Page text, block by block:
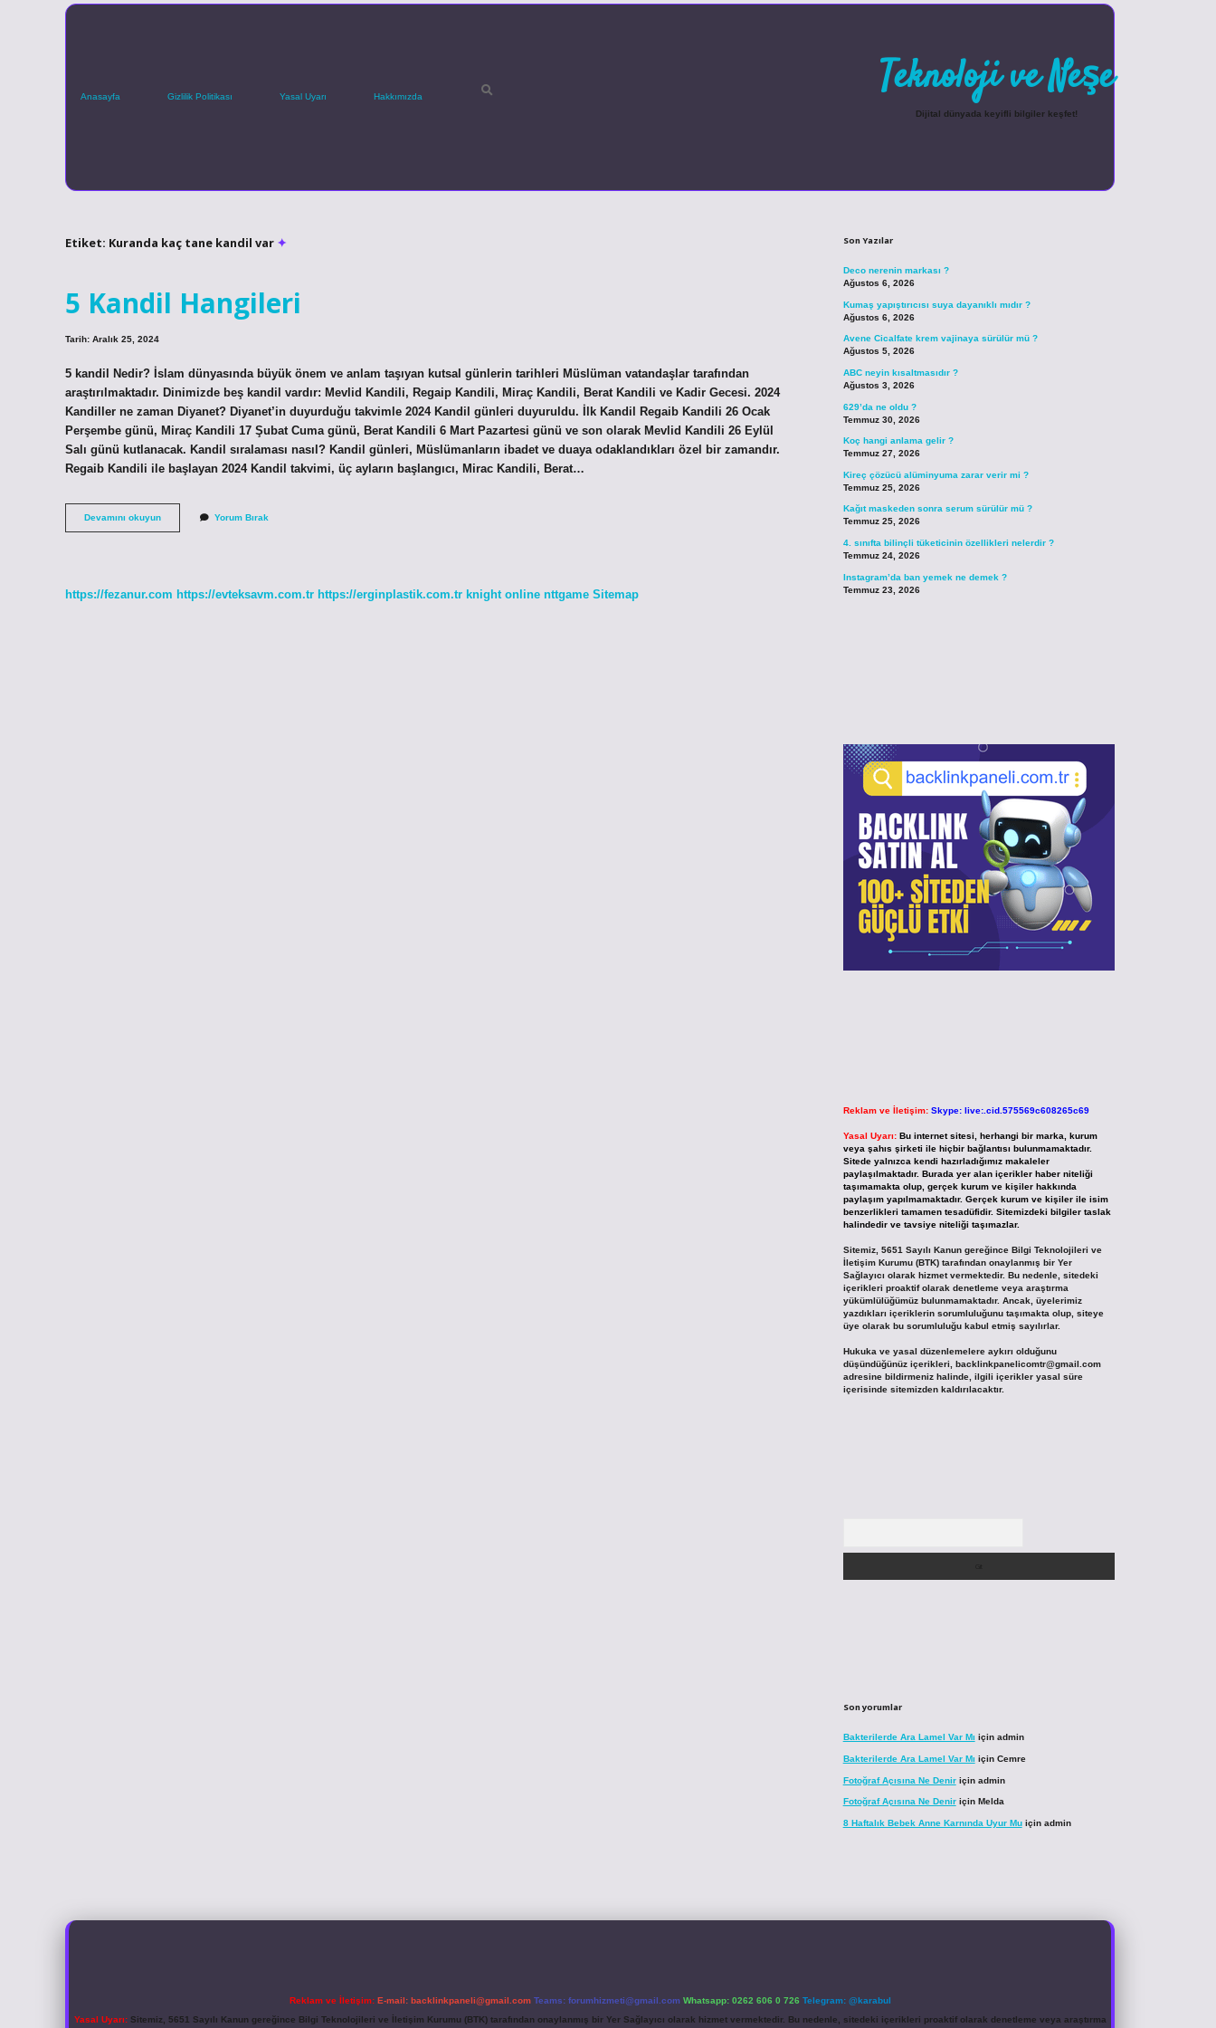
Anasayfa Gizlilik Politikası Yasal Uyarı Hakkımızda Teknoloji ve Neşe
Dijital dünyada keyifli bilgiler keşfet!
Etiket: Kuranda kaç tane kandil var
5 Kandil Hangileri
Tarih: Aralık 25, 2024
5 kandil Nedir? İslam dünyasında büyük önem ve anlam taşıyan kutsal günlerin tarihleri ​​Müslüman vatandaşlar tarafından
araştırılmaktadır. Dinimizde beş kandil vardır: Mevlid Kandili, Regaip Kandili, Miraç Kandili, Berat Kandili ve Kadir Gecesi. 2024
Kandiller ne zaman Diyanet? Diyanet’in duyurduğu takvimle 2024 Kandil günleri duyuruldu. İlk Kandil Regaib Kandili 26 Ocak
Perşembe günü, Miraç Kandili 17 Şubat Cuma günü, Berat Kandili 6 Mart Pazartesi günü ve son olarak Mevlid Kandili 26 Eylül
Salı günü kutlanacak. Kandil sıralaması nasıl? Kandil günleri, Müslümanların ibadet ve duaya odaklandıkları özel bir zamandır.
Regaib Kandili ile başlayan 2024 Kandil takvimi, üç ayların başlangıcı, Mirac Kandili, Berat…
Devamını okuyun5
Kandil
Yorum Bırak
https://fezanur.com https://evteksavm.com.tr https://erginplastik.com.tr knight online nttgame Sitemap
Son Yazılar
Deco nerenin markası ?
Ağustos 6, 2026
Kumaş yapıştırıcısı suya dayanıklı mıdır ?
Ağustos 6, 2026
Avene Cicalfate krem vajinaya sürülür mü ?
Ağustos 5, 2026
ABC neyin kısaltmasıdır ?
Ağustos 3, 2026
629’da ne oldu ?
Temmuz 30, 2026
Koç hangi anlama gelir ?
Temmuz 27, 2026
Kireç çözücü alüminyuma zarar verir mi ?
Temmuz 25, 2026
Kağıt maskeden sonra serum sürülür mü ?
Temmuz 25, 2026
4. sınıfta bilinçli tüketicinin özellikleri nelerdir ?
Temmuz 24, 2026
Instagram’da ban yemek ne demek ?
Temmuz 23, 2026
Reklam ve İletişim: Skype: live:.cid.575569c608265c69
Yasal Uyarı: Bu internet sitesi, herhangi bir marka, kurum
veya şahıs şirketi ile hiçbir bağlantısı bulunmamaktadır.
Sitede yalnızca kendi hazırladığımız makaleler
paylaşılmaktadır. Burada yer alan içerikler haber niteliği
taşımamakta olup, gerçek kurum ve kişiler hakkında
paylaşım yapılmamaktadır. Gerçek kurum ve kişiler ile isim
benzerlikleri tamamen tesadüfidir. Sitemizdeki bilgiler taslak
halindedir ve tavsiye niteliği taşımazlar.
Sitemiz, 5651 Sayılı Kanun gereğince Bilgi Teknolojileri ve
İletişim Kurumu (BTK) tarafından onaylanmış bir Yer
Sağlayıcı olarak hizmet vermektedir. Bu nedenle, sitedeki
içerikleri proaktif olarak denetleme veya araştırma
yükümlülüğümüz bulunmamaktadır. Ancak, üyelerimiz
yazdıkları içeriklerin sorumluluğunu taşımakta olup, siteye
üye olarak bu sorumluluğu kabul etmiş sayılırlar.
Hukuka ve yasal düzenlemelere aykırı olduğunu
düşündüğünüz içerikleri, backlinkpanelicomtr@gmail.com
adresine bildirmeniz halinde, ilgili içerikler yasal süre
içerisinde sitemizden kaldırılacaktır.
Son yorumlar
Bakterilerde Ara Lamel Var Mı için admin
Bakterilerde Ara Lamel Var Mı için Cemre
Fotoğraf Açısına Ne Deniriçin admin
Fotoğraf Açısına Ne Deniriçin Melda
8 Haftalık Bebek Anne Karnında Uyur Muiçin admin
Reklam ve İletişim: E-mail: backlinkpaneli@gmail.com Teams: forumhizmeti@gmail.com Whatsapp: 0262 606 0 726 Telegram: @karabul
Yasal Uyarı:Sitemiz, 5651 Sayılı Kanun gereğince Bilgi Teknolojileri ve İletişim Kurumu (BTK) tarafından onaylanmış bir Yer Sağlayıcı olarak hizmet vermektedir. Bu nedenle, sitedeki içerikleri proaktif olarak denetleme veya araştırma